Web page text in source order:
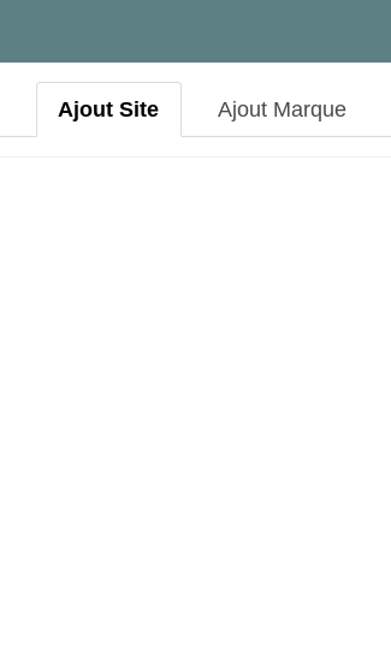
Ajout Site Ajout Marque